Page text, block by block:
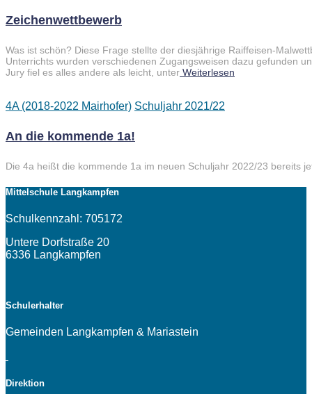
Zeichenwettbewerb
Was ist schön? Diese Frage stellte der diesjährige Raiffeisen-
Unterrichts wurden verschiedenen Zugangsweisen dazu gefunden
Jury fiel es alles andere als leicht, unter Weiterlesen
4A (2018-2022 Mairhofer) Schuljahr 2021/22
An die kommende 1a!
Die 4a heißt die kommende 1a im neuen Schuljahr 2022/23 bereits
Mittelschule Langkampfen
Schulkennzahl: 705172
Untere Dorfstraße 20
6336 Langkampfen
Schulerhalter
Gemeinden Langkampfen & Mariastein
Direktion